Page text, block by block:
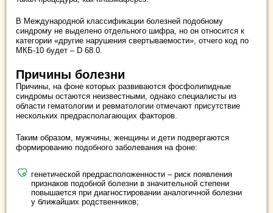
В Международной классификации болезней подобному
синдрому не выделено отдельного шифра, но он относится к
категории «другие нарушения свертываемости», отчего код по
МКБ-10 будет – D 68.0.
Причины болезни
Причины, на фоне которых развиваются фосфолипидные
синдромы остаются неизвестными, однако специалисты из
области гематологии и ревматологии отмечают присутствие
нескольких предрасполагающих факторов.
Таким образом, мужчины, женщины и дети подвергаются
формированию подобного заболевания на фоне:
генетической предрасположенности – риск появления
признаков подобной болезни в значительной степени
повышается при диагностировании аналогичной болезни
у ближайших родственников;